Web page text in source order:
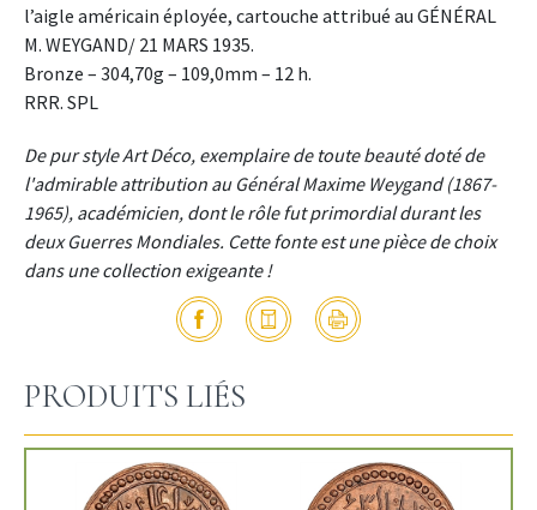
l’aigle américain éployée, cartouche attribué au GÉNÉRAL
M. WEYGAND/ 21 MARS 1935.
Bronze – 304,70g – 109,0mm – 12 h.
RRR. SPL
De pur style Art Déco, exemplaire de toute beauté doté de
l'admirable attribution au Général Maxime Weygand (1867-
1965), académicien, dont le rôle fut primordial durant les
deux Guerres Mondiales. Cette fonte est une pièce de choix
dans une collection exigeante !
PRODUITS LIÉS